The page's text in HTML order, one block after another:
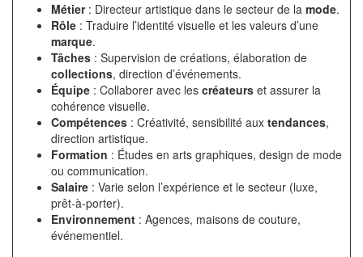
Métier: Directeur artistique dans le secteur de la mode.
Rôle : Traduire l’identité visuelle et les valeurs d’une
marque.
Tâches : Supervision de créations, élaboration de
collections, direction d’événements.
Équipe : Collaborer avec les créateurs et assurer la
cohérence visuelle.
Compétences : Créativité, sensibilité aux tendances,
direction artistique.
Formation : Études en arts graphiques, design de mode
ou communication.
Salaire : Varie selon l’expérience et le secteur (luxe,
prêt-à-porter).
Environnement : Agences, maisons de couture,
événementiel.